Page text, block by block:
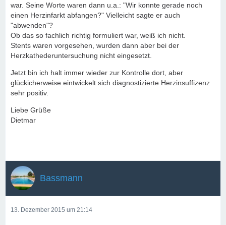
war. Seine Worte waren dann u.a.: "Wir konnte gerade noch
einen Herzinfarkt abfangen?" Vielleicht sagte er auch
"abwenden"?
Ob das so fachlich richtig formuliert war, weiß ich nicht.
Stents waren vorgesehen, wurden dann aber bei der
Herzkathederuntersuchung nicht eingesetzt.
Jetzt bin ich halt immer wieder zur Kontrolle dort, aber
glückicherweise eintwickelt sich diagnostizierte Herzinsuffizenz
sehr positiv.
Liebe Grüße
Dietmar
Bassmann
13. Dezember 2015 um 21:14